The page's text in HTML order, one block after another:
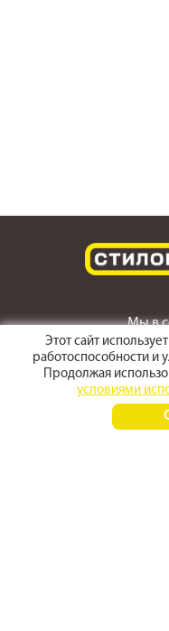
Мы в
г.
ул.
Этот сайт
работоспособности и
Продолжая
условиями